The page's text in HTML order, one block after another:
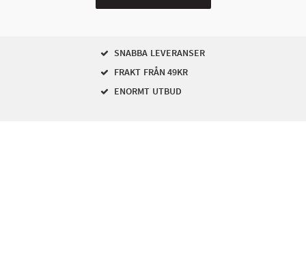
SNABBA LEVERANSER
FRAKT FRÅN 49KR
ENORMT UTBUD